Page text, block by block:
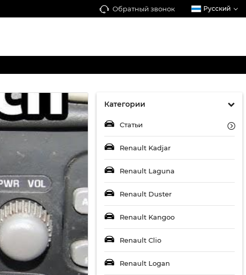
Обратный звонок Русский
Категории
Статьи
Renault Kadjar
Renault Laguna
Renault Duster
Renault Kangoo
Renault Clio
Renault Logan